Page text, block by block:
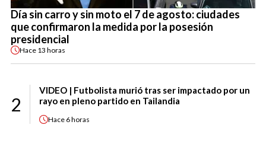
Día sin carro y sin moto el 7 de agosto: ciudades
que confirmaron la medida por la posesión
presidencial
Hace 13 horas
2
VIDEO | Futbolista murió tras ser impactado por un
rayo en pleno partido en Tailandia
Hace 6 horas